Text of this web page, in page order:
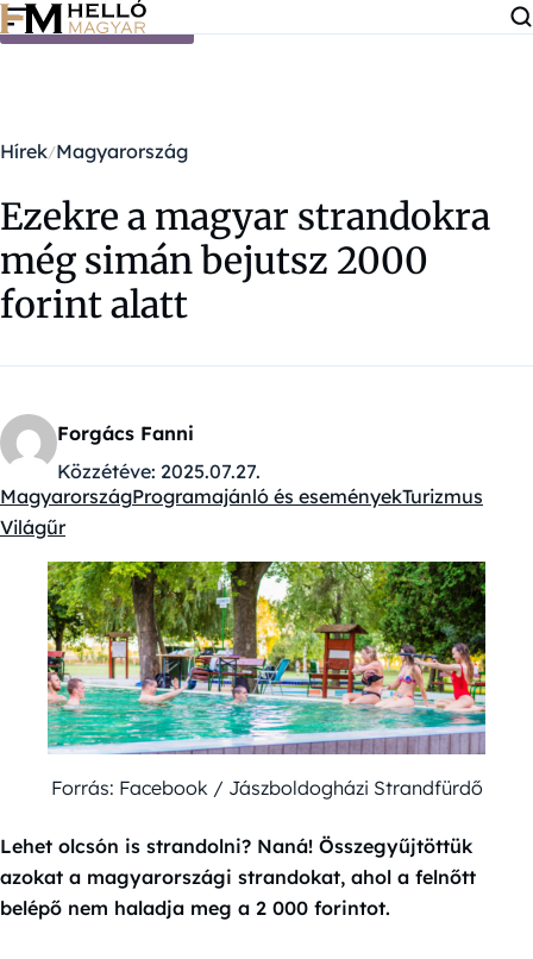
Ugrás a tartalomra
Hírek Magyarország
Ezekre a magyar strandokra
még simán bejutsz 2000
forint alatt
Forgács Fanni
Közzétéve: 2025.07.27.
Kategóriák:
MagyarországProgramajánló és eseményekTurizmus
Világűr
Forrás: Facebook / Jászboldogházi Strandfürdő
Lehet olcsón is strandolni? Naná! Összegyűjtöttük
azokat a magyarországi strandokat, ahol a felnőtt
belépő nem haladja meg a 2 000 forintot.